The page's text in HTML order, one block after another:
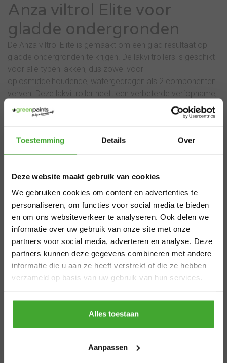
Toestemming Details Over
Deze website maakt gebruik van cookies
We gebruiken cookies om content en advertenties te
personaliseren, om functies voor social media te bieden
en om ons websiteverkeer te analyseren. Ook delen we
informatie over uw gebruik van onze site met onze
partners voor social media, adverteren en analyse. Deze
partners kunnen deze gegevens combineren met andere
informatie die u aan ze heeft verstrekt of die ze hebben
verzameld op basis van uw gebruik van hun services.
Alles toestaan
Aanpassen
Anza viltrol Elite voor
gladde ondergronden
De Anza viltrol Elite is gemaakt om een glad resultaat op
gladde ondergronden te krijgen. De lakviltrollers is geschikt
voor alle typen lakken, dus zowel voor
oplosmiddelhoudende, watergedragen als 2 componenten
verven. Deze lakviltroller heeft een verbeterde verfopname,
is pluisvrij en laat een strak eindresultaat achter op gladde
ondergronden.
De Anza Viltrol Elite is de meest populaire en gebruikte roller
Maten Anza viltrol Elite
10 cm dun
10 cm dik (voor extra hoge productie)
15 cm dik (voor extra hoge productie)
Product informatie
Gerelateerde producten
×
Aangepaste
levertijden
zomervakantie
Van 29 juli t/m 7 augustus zijn wij gesloten.
Bestel je vóór 28 juli 12.00 uur? Dan
verzenden we nog volgens planning. Bestel
je later, dan kan de levertijd iets langer zijn.
Bedankt voor je begrip en een fijne zomer!